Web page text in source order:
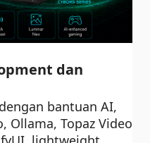
dan
bantuan AI,
Ollama, Topaz Video